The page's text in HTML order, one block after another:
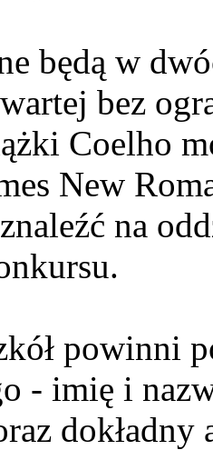
będą w
bez
Coelho
New
na
powinni
- imię i
dokładny